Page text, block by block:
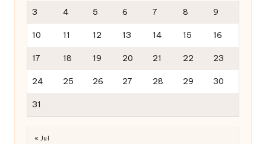
3 4 5 6 7 8 9
10 11 12 13 14 15 16
17 18 19 20 21 22 23
24 25 26 27 28 29 30
31
« Jul